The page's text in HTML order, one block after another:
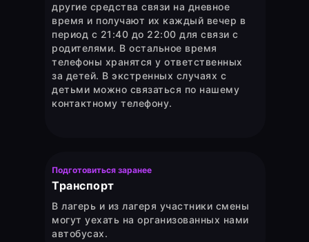
Транспорт
В лагерь и из лагеря участники смены
могут уехать на организованных нами
автобусах.
Подготовиться заранее
другие средства связи на дневное
время и получают их каждый вечер в
период с 21:40 до 22:00 для связи с
родителями. В остальное время
телефоны хранятся у ответственных
за детей. В экстренных случаях с
детьми можно связаться по нашему
контактному телефону.